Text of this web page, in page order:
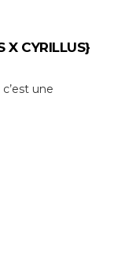
X CYRILLUS}
une